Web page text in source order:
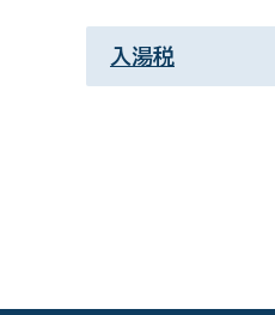
入湯税